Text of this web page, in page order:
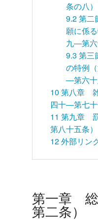
条の八）
9.2第二
願に係
九―第六
9.3 第三
の特例
―第六十
10 第八章
四十―第七十
11 第九章
第八十五条）
12外部リン
第一章 総
第二条）